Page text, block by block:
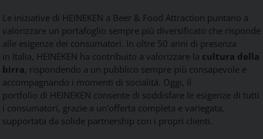
Le iniziative di HEINEKEN a Beer & Food Attraction puntano a
valorizzare un portafoglio sempre più diversificato che risponde
alle esigenze dei consumatori. In oltre 50 anni di presenza
in Italia, HEINEKEN ha contribuito a valorizzare la cultura della
birra, rispondendo a un pubblico sempre più consapevole e
accompagnando i momenti di socialità. Oggi, il
portfolio di HEINEKEN consente di soddisfare le esigenze di tutti
i consumatori, grazie a un’offerta completa e variegata,
supportata da solide partnership con i propri clienti.